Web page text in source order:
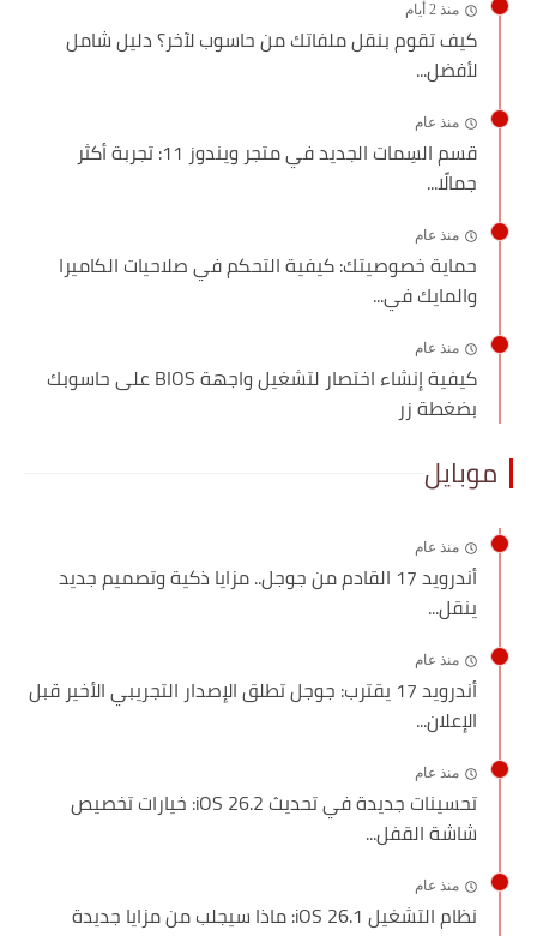
منذ 2 أيام
كيف تقوم بنقل ملفاتك من حاسوب لآخر؟ دليل شامل
لأفضل...
منذ عام
قسم السِمات الجديد في متجر ويندوز 11: تجربة أكثر
جمالًا...
منذ عام
حماية خصوصيتك: كيفية التحكم في صلاحيات الكاميرا
والمايك في...
منذ عام
كيفية إنشاء اختصار لتشغيل واجهة BIOS على حاسوبك
بضغطة زر
موبايل
منذ عام
أندرويد 17 القادم من جوجل.. مزايا ذكية وتصميم جديد
ينقل...
منذ عام
أندرويد 17 يقترب: جوجل تطلق الإصدار التجريبي الأخير قبل
الإعلان...
منذ عام
تحسينات جديدة في تحديث iOS 26.2: خيارات تخصيص
شاشة القفل...
منذ عام
نظام التشغيل iOS 26.1: ماذا سيجلب من مزايا جديدة